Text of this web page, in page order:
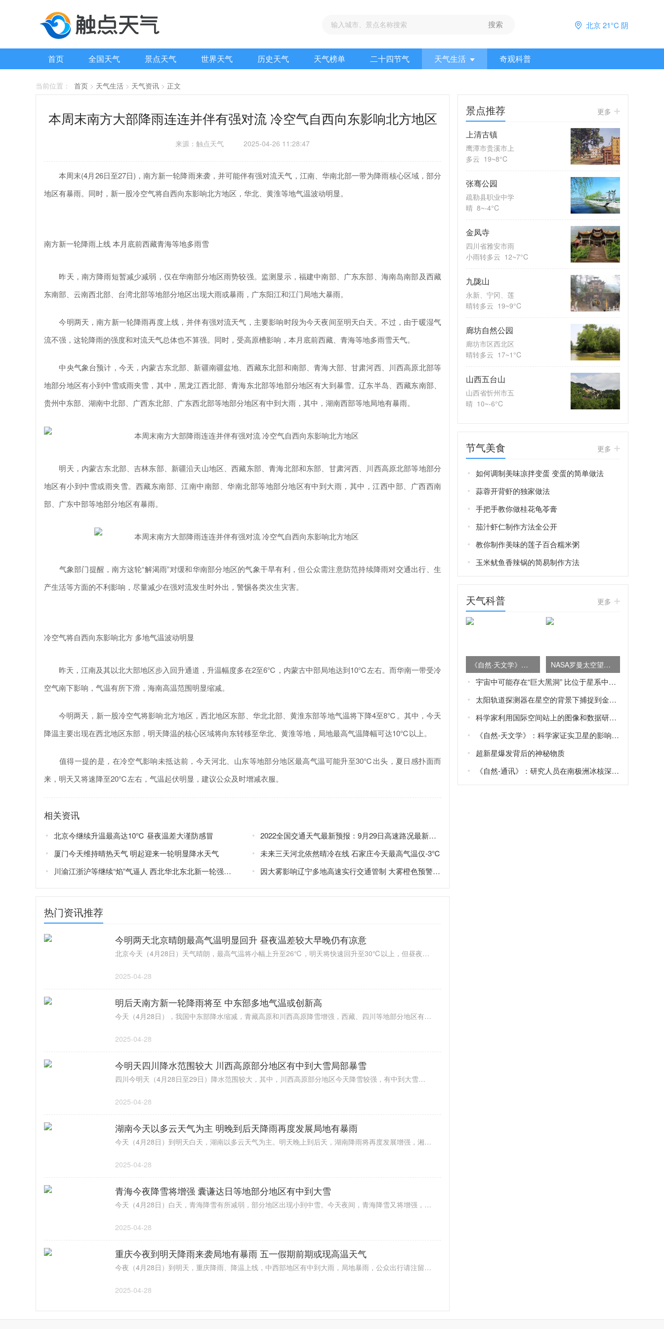
北京 21°C 阴
首页 全国天气 景点天气 世界天气 历史天气 天气榜单 二十四节气 天气生活 奇观科普
当前位置： 首页 > 天气生活 > 天气资讯 > 正文
本周末南方大部降雨连连并伴有强对流 冷空气自西向东影响北方地区
来源：触点天气 2025-04-26 11:28:47
本周末(4月26日至27日)，南方新一轮降雨来袭，并可能伴有强对流天气，江南、华南北部一带为降雨核心区域，部分
地区有暴雨。同时，新一股冷空气将自西向东影响北方地区，华北、黄淮等地气温波动明显。
南方新一轮降雨上线 本月底前西藏青海等地多雨雪
昨天，南方降雨短暂减少减弱，仅在华南部分地区雨势较强。监测显示，福建中南部、广东东部、海南岛南部及西藏
东南部、云南西北部、台湾北部等地部分地区出现大雨或暴雨，广东阳江和江门局地大暴雨。
今明两天，南方新一轮降雨再度上线，并伴有强对流天气，主要影响时段为今天夜间至明天白天。不过，由于暖湿气
流不强，这轮降雨的强度和对流天气总体也不算强。同时，受高原槽影响，本月底前西藏、青海等地多雨雪天气。
中央气象台预计，今天，内蒙古东北部、新疆南疆盆地、西藏东北部和南部、青海大部、甘肃河西、川西高原北部等
地部分地区有小到中雪或雨夹雪，其中，黑龙江西北部、青海东北部等地部分地区有大到暴雪。辽东半岛、西藏东南部、
贵州中东部、湖南中北部、广西东北部、广东西北部等地部分地区有中到大雨，其中，湖南西部等地局地有暴雨。
明天，内蒙古东北部、吉林东部、新疆沿天山地区、西藏东部、青海北部和东部、甘肃河西、川西高原北部等地部分
地区有小到中雪或雨夹雪。西藏东南部、江南中南部、华南北部等地部分地区有中到大雨，其中，江西中部、广西西南
部、广东中部等地部分地区有暴雨。
气象部门提醒，南方这轮“解渴雨”对缓和华南部分地区的气象干旱有利，但公众需注意防范持续降雨对交通出行、生
产生活等方面的不利影响，尽量减少在强对流发生时外出，警惕各类次生灾害。
冷空气将自西向东影响北方 多地气温波动明显
昨天，江南及其以北大部地区步入回升通道，升温幅度多在2至6℃，内蒙古中部局地达到10℃左右。而华南一带受冷
空气南下影响，气温有所下滑，海南高温范围明显缩减。
今明两天，新一股冷空气将影响北方地区，西北地区东部、华北北部、黄淮东部等地气温将下降4至8℃。其中，今天
降温主要出现在西北地区东部，明天降温的核心区域将向东转移至华北、黄淮等地，局地最高气温降幅可达10℃以上。
值得一提的是，在冷空气影响未抵达前，今天河北、山东等地部分地区最高气温可能升至30℃出头，夏日感扑面而
来，明天又将速降至20℃左右，气温起伏明显，建议公众及时增减衣服。
相关资讯
北京今继续升温最高达10℃ 昼夜温差大谨防感冒
2022全国交通天气最新预报：9月29日高速路况最新实时查询
厦门今天维持晴热天气 明起迎来一轮明显降水天气
未来三天河北依然晴冷在线 石家庄今天最高气温仅-3℃
川渝江浙沪等继续“焰”气逼人 西北华北东北新一轮强降雨在路上
因大雾影响辽宁多地高速实行交通管制 大雾橙色预警生效中
热门资讯推荐
今明两天北京晴朗最高气温明显回升 昼夜温差较大早晚仍有凉意
北京今天（4月28日）天气晴朗，最高气温将小幅上升至26℃，明天将快速回升至30℃以上，但昼夜温差仍然较大，建议公众采取洋葱式穿衣法，灵活应对气温变化。
2025-04-28
明后天南方新一轮降雨将至 中东部多地气温或创新高
今天（4月28日），我国中东部降水缩减，青藏高原和川西高原降雪增强，西藏、四川等地部分地区有大到暴雪。
2025-04-28
今明天四川降水范围较大 川西高原部分地区有中到大雪局部暴雪
四川今明天（4月28日至29日）降水范围较大，其中，川西高原部分地区今天降雪较强，有中到大雪，局部暴雪，需注意防范雨雪天气对交通出行等方面的不利影响。
2025-04-28
湖南今天以多云天气为主 明晚到后天降雨再度发展局地有暴雨
今天（4月28日）到明天白天，湖南以多云天气为主。明天晚上到后天，湖南降雨将再度发展增强，湘南部分地区有中到大雨，局地暴雨，临近五一假期，公众出行请留意交通安全。
2025-04-28
青海今夜降雪将增强 囊谦达日等地部分地区有中到大雪
今天（4月28日）白天，青海降雪有所减弱，部分地区出现小到中雪。今天夜间，青海降雪又将增强，囊谦、达日、班玛等地有中到大雪。近日青海降水比较频繁，公众雨雪天气出行请留意交通安全。
2025-04-28
重庆今夜到明天降雨来袭局地有暴雨 五一假期前期或现高温天气
今夜（4月28日）到明天，重庆降雨、降温上线，中西部地区有中到大雨，局地暴雨，公众出行请注留意交通安全。降温过后，重庆多地气温冲高，五一假期前期或有高温出现，大家请注意防暑。
2025-04-28
景点推荐 更多
上清古镇
鹰潭市贵溪市上
多云 19~8°C
张骞公园
疏勒县职业中学
晴 8~-4°C
金凤寺
四川省雅安市雨
小雨转多云 12~7°C
九陇山
永新、宁冈、莲
晴转多云 19~9°C
廊坊自然公园
廊坊市区西北区
晴转多云 17~1°C
​山西五台山
山西省忻州市五
晴 10~-6°C
节气美食 更多
如何调制美味凉拌变蛋 变蛋的简单做法
蒜蓉开背虾的独家做法
手把手教你做桂花龟苓膏
茄汁虾仁制作方法全公开
教你制作美味的莲子百合糯米粥
玉米鱿鱼香辣锅的简易制作方法
天气科普 更多
《自然·天文学》杂志：地球大部分氮或源于内太阳系原行星尘埃盘 NASA罗曼太空望远镜的太空覆盖面积是哈勃望远镜的100倍
宇宙中可能存在“巨大黑洞” 比位于星系中央的“超大质量黑洞”还要大
太阳轨道探测器在星空的背景下捕捉到金星、地球和火星的画面
科学家利用国际空间站上的图像和数据研究“蓝色喷流”Blue jets和“怪异闪电”elves
《自然-天文学》：科学家证实卫星的影响可以解释土星旋转轴的倾斜
超新星爆发背后的神秘物质
《自然-通讯》：研究人员在南极洲冰核深处发现火星矿物——黄钾铁矾